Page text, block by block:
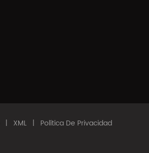
| XML |
Política De Privacidad